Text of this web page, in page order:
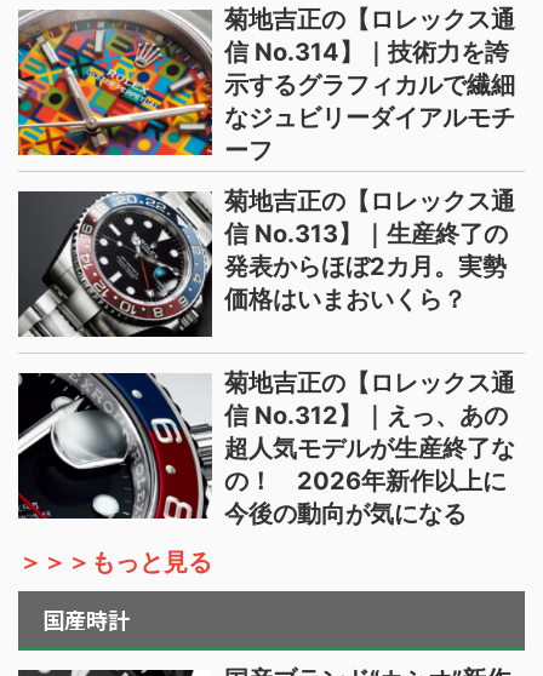
菊地吉正の【ロレックス通
信 No.314】｜技術力を誇
示するグラフィカルで繊細
なジュビリーダイアルモチ
ーフ
菊地吉正の【ロレックス通
信 No.313】｜生産終了の
発表からほぼ2カ月。実勢
価格はいまおいくら？
菊地吉正の【ロレックス通
信 No.312】｜えっ、あの
超人気モデルが生産終了な
の！ 2026年新作以上に
今後の動向が気になる
＞＞＞もっと見る
国産時計